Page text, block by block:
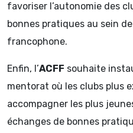
favoriser l’autonomie des
bonnes pratiques au sein
francophone.
Enfin, l’ACFF souhaite
mentorat où les clubs plus
accompagner les plus
échanges de bonnes